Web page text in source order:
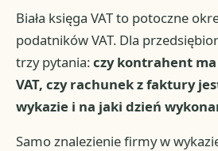
Biała księga VAT to potoczne
podatników VAT. Dla
trzy pytania:czy kontrahent
VAT, czy rachunek z faktury
wykazie i na jaki dzień
Samo znalezienie firmy w